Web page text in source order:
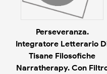
Perseveranza.
Integratore Letterario
Tisane Filosofiche
Narratherapy. Con